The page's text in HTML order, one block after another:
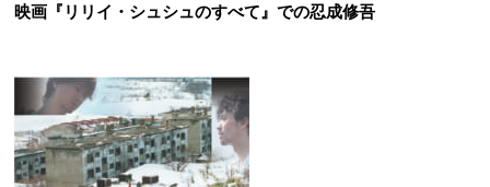
映画『リリイ・シュシュのすべて』での忍成修吾